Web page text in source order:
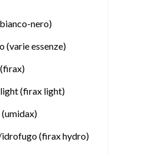
nero)
(varie essenze)
(firax light)
(firax hydro)